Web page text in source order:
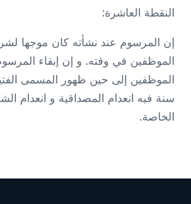
النقطة العاشرة:
إن المرسوم عند نشأته كان موجها
الموظفين في وقته. و إن إبقاء
سنة فيه انعدام المصداقية و انعدام
الخاصة.